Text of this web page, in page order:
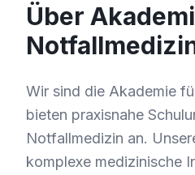
Über
Wir sind die Akademie
bieten praxisnahe
Notfallmedizin an.
komplexe medizinische